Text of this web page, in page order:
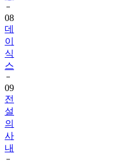
08
데
이
식
스
09
전
설
의
사
내